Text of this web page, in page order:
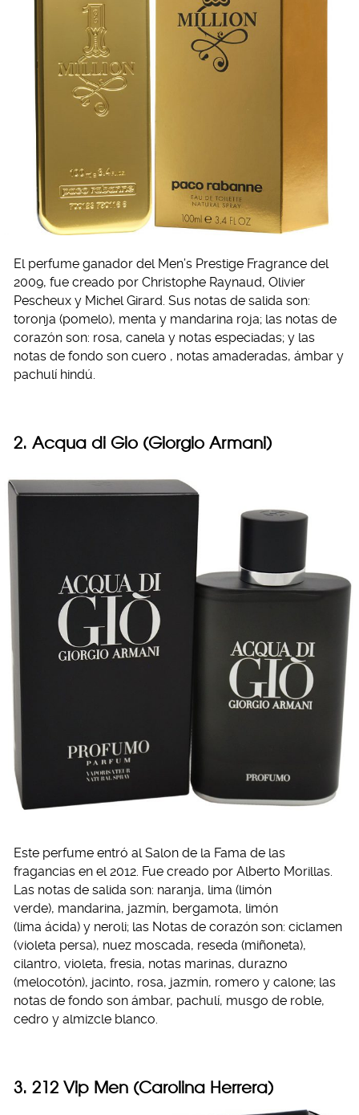
El perfume ganador del Men’s Prestige Fragrance del
2009, fue creado por Christophe Raynaud, Olivier
Pescheux y Michel Girard. Sus notas de salida son:
toronja (pomelo), menta y mandarina roja; las notas de
corazón son: rosa, canela y notas especiadas; y las
notas de fondo son cuero , notas amaderadas, ámbar y
pachulí hindú.
2. Acqua di Gio (Giorgio Armani)
Este perfume entró al Salon de la Fama de las
fragancias en el 2012. Fue creado por Alberto Morillas.
Las notas de salida son: naranja, lima (limón
verde), mandarina, jazmín, bergamota, limón
(lima ácida) y neroli; las Notas de corazón son: ciclamen
(violeta persa), nuez moscada, reseda (miñoneta),
cilantro, violeta, fresia, notas marinas, durazno
(melocotón), jacinto, rosa, jazmín, romero y calone; las
notas de fondo son ámbar, pachulí, musgo de roble,
cedro y almizcle blanco.
3. 212 Vip Men (Carolina Herrera)